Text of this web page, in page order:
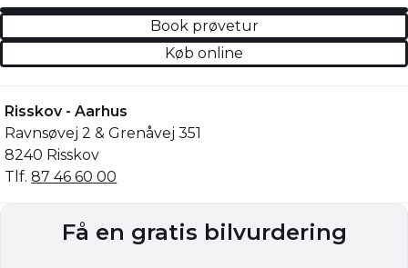
Book prøvetur
Køb online
Risskov - Aarhus
Ravnsøvej 2 & Grenåvej 351
8240 Risskov
Tlf.87 46 60 00
Få en gratis bilvurdering